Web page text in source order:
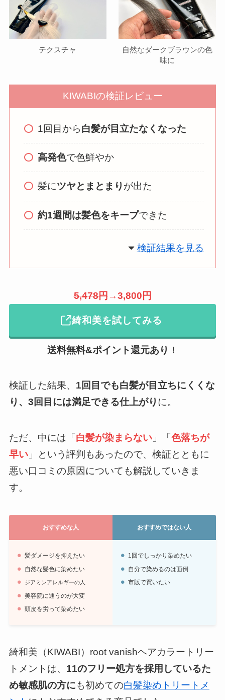
テクスチャ
自然なダークブラウンの色
味に
KIWABIの検証レビュー
1回目から白髪が目立たなくなった
高発色で色鮮やか
髪にツヤとまとまり が出た
約1週間は髪色をキープできた
検証結果を見る
5,478円→3,800円
綺和美を試してみる
送料無料&ポイント還元あり ！
検証した結果、 1回目でも白髪が目立ちにくくな
り、3回目には満足できる仕上がり に。
ただ、中には「 白髪が染まらない」「 色落ちが
早い」という評判もあったので、検証とともに
悪い口コミの原因についても解説していきま
す。
おすすめな人 おすすめではない人
髪ダメージを抑えたい
自然な髪色に染めたい
ジアミンアレルギーの人
美容院に通うのが大変
頭皮を労って染めたい
1回でしっかり染めたい
自分で染めるのは面倒
市販で買いたい
綺和美（KIWABI）root vanishヘアカラートリー
トメントは、 11のフリー処方を採用しているた
め敏感肌の方にも初めての白髪染めトリートメ